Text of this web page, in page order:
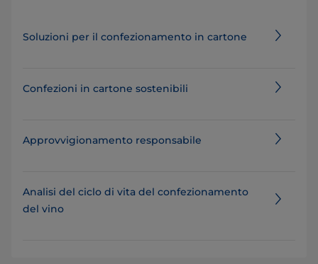
Soluzioni per il confezionamento in cartone
Confezioni in cartone sostenibili
Approvvigionamento responsabile
Analisi del ciclo di vita del confezionamento
del vino